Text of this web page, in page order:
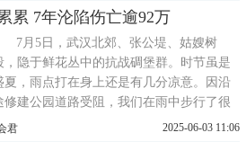
路向西北方向后撤，日寇飞机尾随疯狂扫
。从新洲至李集轮番投弹或扫射长达4小时
久，死伤老百
累 7年沦陷伤亡逾92万
7月5日，武汉北郊、张公堤、姑嫂树
，隐于鲜花丛中的抗战碉堡群。时节虽是
夏，雨点打在身上还是有几分凉意。因沿
修建公园道路受阻，我们在雨中步行了很
一段路，才找到其中一座弹痕累累的碉
君 2025-06-03 11:06